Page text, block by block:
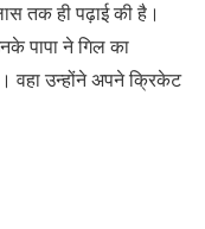
तक ही पढ़ाई की है।
पापा ने गिल का
वहा उन्होंने अपने क्रिकेट